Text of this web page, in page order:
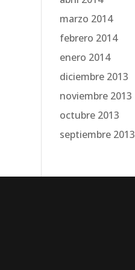
marzo 2014
febrero 2014
enero 2014
diciembre 2013
noviembre 2013
octubre 2013
septiembre 2013